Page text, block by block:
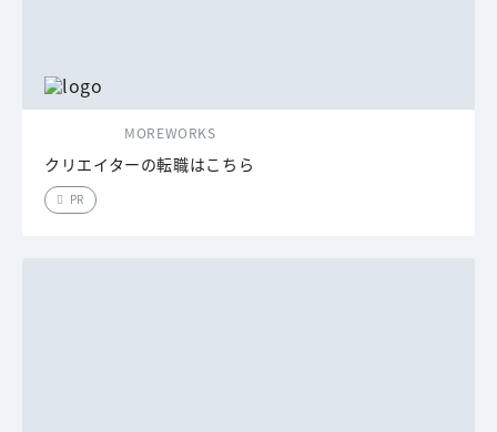
MOREWORKS
クリエイターの転職はこちら
PR